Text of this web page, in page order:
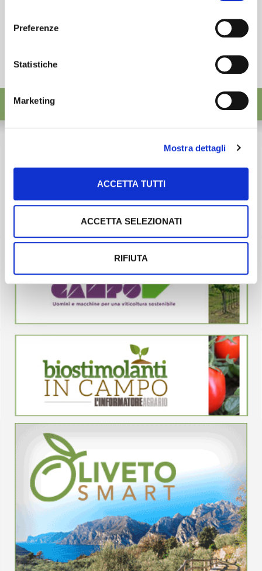
Preferenze
Statistiche
Marketing
Mostra dettagli
ACCETTA TUTTI
ACCETTA SELEZIONATI
RIFIUTA